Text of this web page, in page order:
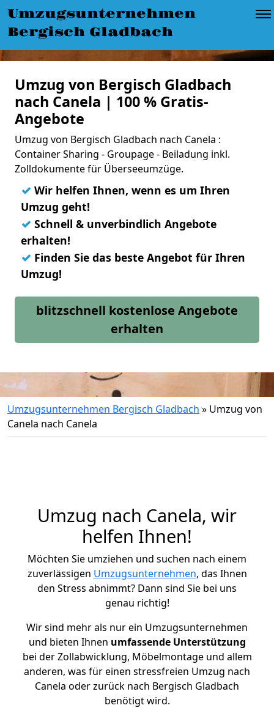
Umzugsunternehmen
Bergisch Gladbach
Umzug von Bergisch Gladbach
nach Canela | 100 % Gratis-
Angebote
Umzug von Bergisch Gladbach nach Canela :
Container Sharing - Groupage - Beiladung inkl.
Zolldokumente für Überseeumzüge.
✓ Wir helfen Ihnen, wenn es um Ihren
Umzug geht!
✓ Schnell & unverbindlich Angebote
erhalten!
✓ Finden Sie das beste Angebot für Ihren
Umzug!
blitzschnell kostenlose Angebote
erhalten
Umzugsunternehmen Bergisch Gladbach » Umzug von
Canela nach Canela
Umzug nach Canela, wir
helfen Ihnen!
Möchten Sie umziehen und suchen nach einem
zuverlässigen Umzugsunternehmen, das Ihnen
den Stress abnimmt? Dann sind Sie bei uns
genau richtig!
Wir sind mehr als nur ein Umzugsunternehmen
und bieten Ihnen umfassende Unterstützung
bei der Zollabwicklung, Möbelmontage und allem
anderen, was für einen stressfreien Umzug nach
Canela oder zurück nach Bergisch Gladbach
benötigt wird.